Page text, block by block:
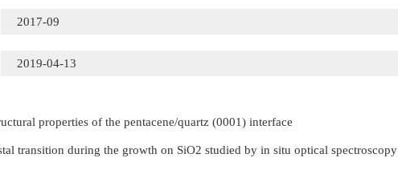
2017-09
2019-04-13
properties of the pentacene/quartz (0001) interface
transition during the growth on SiO2 studied by in situ optical spectroscopy